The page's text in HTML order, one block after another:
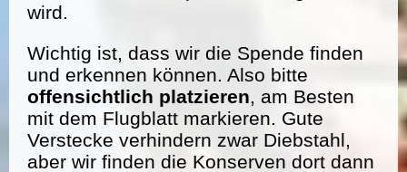
wird.
Wichtig ist, dass wir die Spende finden
und erkennen können. Also bitte
offensichtlich platzieren, am Besten
mit dem Flugblatt markieren. Gute
Verstecke verhindern zwar Diebstahl,
aber wir finden die Konserven dort dann